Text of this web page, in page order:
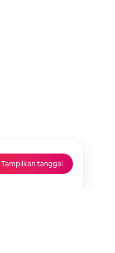
Tampilkan tanggal